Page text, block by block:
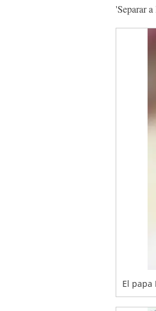
'Separar
El papa